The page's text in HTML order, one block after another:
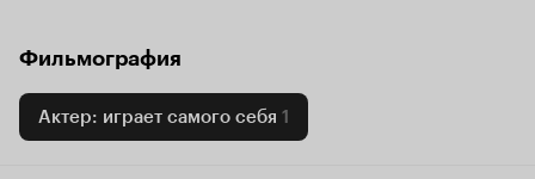
Фильмография
Актер: играет самого себя 1